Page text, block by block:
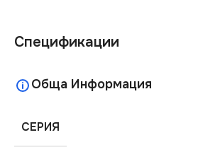
Спецификации
Обща Информация
СЕРИЯ